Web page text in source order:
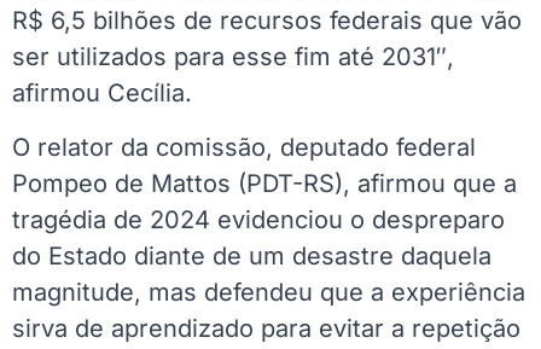
R$ 6,5 bilhões de recursos federais que vão
ser utilizados para esse fim até 2031″,
afirmou Cecília.
O relator da comissão, deputado federal
Pompeo de Mattos (PDT-RS), afirmou que a
tragédia de 2024 evidenciou o despreparo
do Estado diante de um desastre daquela
magnitude, mas defendeu que a experiência
sirva de aprendizado para evitar a repetição